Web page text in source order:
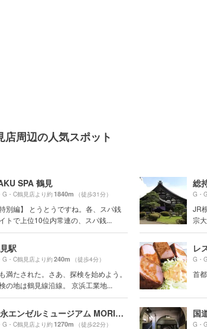
店周辺の人気スポット
SPA 鶴見
G・C鶴見店より約1840m （徒歩31分）
特別編】 とうとうですね。各、スパ銭
トで上位10位内常連の、スパ銭...
総
G・
JR
宗
駅
G・C鶴見店より約240m （徒歩4分）
満たされた。さあ、探検を始めよう。
の地は鶴見線沿線。 京浜工業地...
レ
G・
首
森永エンゼルミュージアム MORIUM
G・C鶴見店より約1270m （徒歩22分）
国
G・